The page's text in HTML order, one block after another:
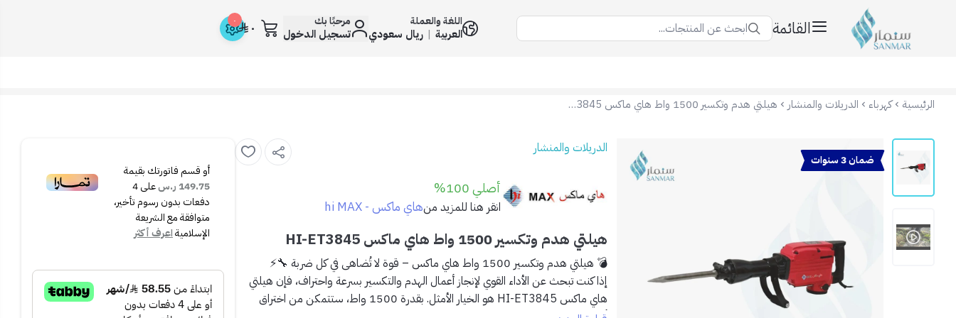
القائمة ابحث عن المنتجات... اللغة والعملة
العربية | ريال سعودي
مرحبًا بك
تسجيل الدخول
٠ ٠
الرئيسية كهرباء الدريلات والمنشار هيلتي هدم وتكسير 1500 واط هاي ماكس HI-ET3845
ضمان 3 سنوات
الدريلات والمنشار
أصلي 100%
انقر هنا للمزيد منهاي ماكس - hi MAX
هيلتي هدم وتكسير 1500 واط هاي ماكس HI-ET3845
💣 هيلتي هدم وتكسير 1500 واط هاي ماكس – قوة لا تُضاهى في كل ضربة 🔧⚡
إذا كنت تبحث عن الأداء القوي لإنجاز أعمال الهدم والتكسير بسرعة واحتراف، فإن هيلتي
هاي ماكس HI-ET3845
هو الخيار الأمثل. بقدرة 1500 واط، ستتمكن من اختراق
أو قسم فاتورتك بقيمة
149.75 ر.س
على4
دفعات بدون رسوم تأخير،
متوافقة مع الشريعة
الإسلاميةاعرف أكثر